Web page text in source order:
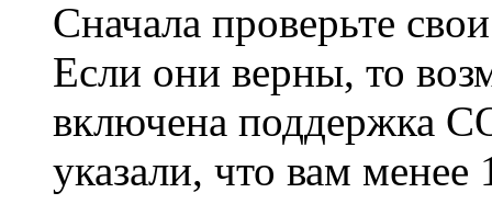
Сначала проверьте
Если они верны, то
включена поддержка
указали, что вам